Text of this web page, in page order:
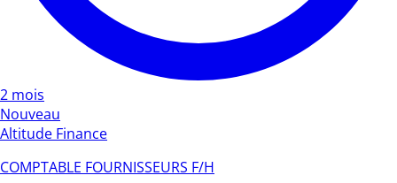
2 mois
Nouveau
Altitude Finance
COMPTABLE FOURNISSEURS F/H